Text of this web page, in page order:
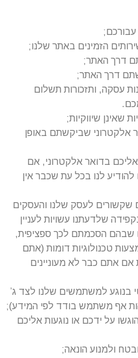
הזמינים באתר שלנו;
דרך האתר;
דרך האתר;
עסקה, ותזכורות תשלום
שאינן שיווקיות;
אלקטרוני שביקשתם באופן
בדואר אלקטרוני, אם
לנו בכל עת שכבר אין
שקשורים לעסק שלנו והעסקים
שלדעתנו עשויות לעניין
שבהם הסכמתם לכך ספציפית,
טכנולוגיות דומות (אתם
אם אתם כבר לא מעוניינים
למשתמשים שלנו לצד ג’
אף משתמש בודד לפי המידע);
על ידכם או נוגעות אליכם
ולמנוע הונאה;